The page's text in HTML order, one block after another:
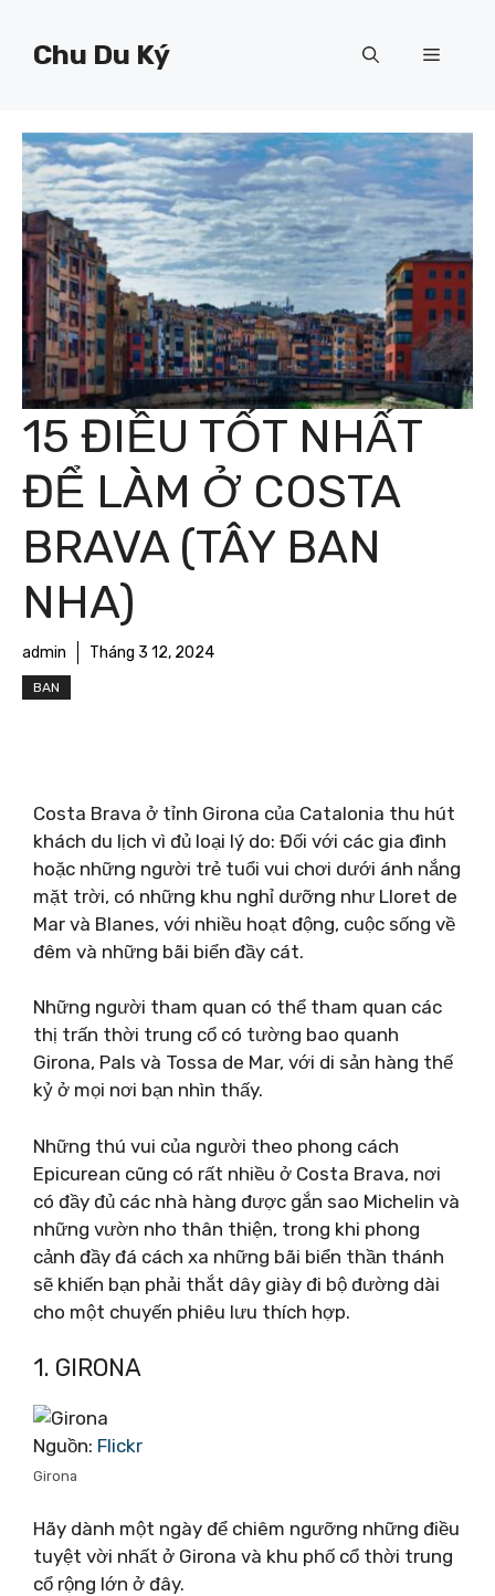
Chu Du Ký Menu
15 ĐIỀU TỐT NHẤT
ĐỂ LÀM Ở COSTA
BRAVA (TÂY BAN
NHA)
admin Tháng 3 12, 2024
BAN
Costa Brava ở tỉnh Girona của Catalonia thu hút
khách du lịch vì đủ loại lý do: Đối với các gia đình
hoặc những người trẻ tuổi vui chơi dưới ánh nắng
mặt trời, có những khu nghỉ dưỡng như Lloret de
Mar và Blanes, với nhiều hoạt động, cuộc sống về
đêm và những bãi biển đầy cát.
Những người tham quan có thể tham quan các
thị trấn thời trung cổ có tường bao quanh
Girona, Pals và Tossa de Mar, với di sản hàng thế
kỷ ở mọi nơi bạn nhìn thấy.
Những thú vui của người theo phong cách
Epicurean cũng có rất nhiều ở Costa Brava, nơi
có đầy đủ các nhà hàng được gắn sao Michelin và
những vườn nho thân thiện, trong khi phong
cảnh đầy đá cách xa những bãi biển thần thánh
sẽ khiến bạn phải thắt dây giày đi bộ đường dài
cho một chuyến phiêu lưu thích hợp.
1. GIRONA
Nguồn: Flickr
Girona
Hãy dành một ngày để chiêm ngưỡng những điều
tuyệt vời nhất ở Girona và khu phố cổ thời trung
cổ rộng lớn ở đây.